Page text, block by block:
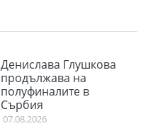
Денислава Глушкова
продължава на
полуфиналите в
Сърбия
07.08.2026